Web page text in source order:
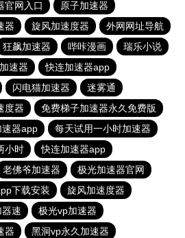
官网入口
原子加速器
器 旋风加速度器
外网网址导航
狂飙加速器 哔咔漫画
瑞乐小说
速器
快连加速器app
闪电猫加速器
迷雾通
度器
免费梯子加速器永久免费版
速器app
每天试用一小时加速器
小时
快连加速器app
老佛爷加速器
极光加速器官网
下载安装
旋风加速度器
速
极光vp加速器
器 黑洞vp永久加速器